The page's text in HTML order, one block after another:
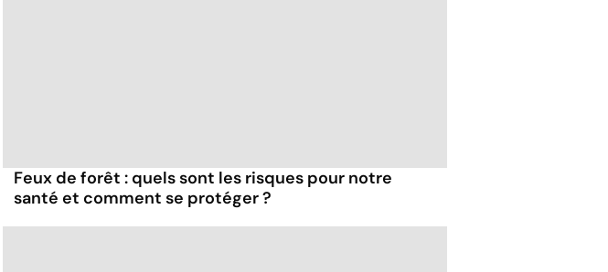
Feux de forêt : quels sont les risques pour notre
santé et comment se protéger ?